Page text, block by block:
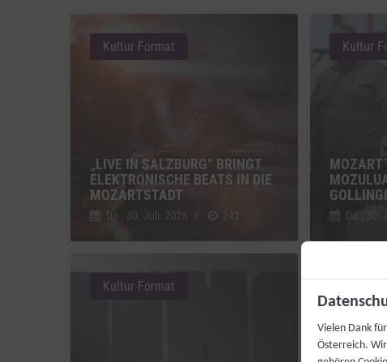
„LIVE IN SALZBURG“ BRINGT
ELEKTRONISCHE BEATS IN DIE
MOZARTSTADT
Do., 30. Juli. 2026 // 242
Kultur Format
MOZART
Do., 30.
Kultur
Kultur Format
Vielen Dank
Österreich.